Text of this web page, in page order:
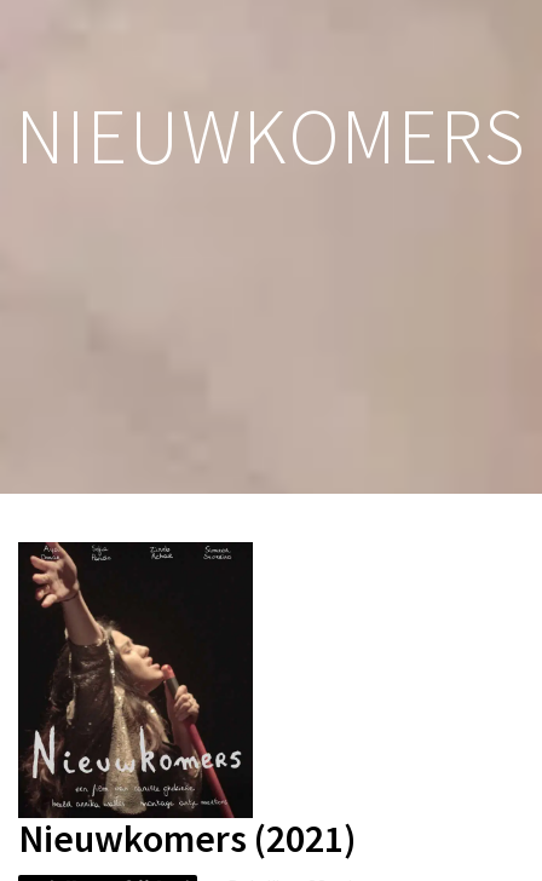
NIEUWKOMERS
Nieuwkomers (2021)